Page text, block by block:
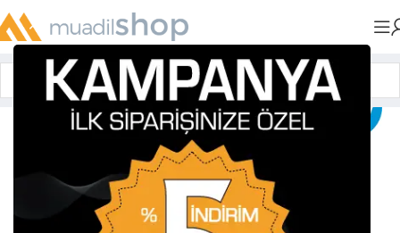
Anasayfa»Muadil Tonerler